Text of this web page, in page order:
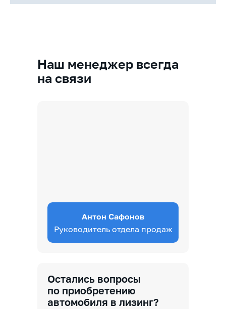
Наш менеджер всегда
на связи
Остались вопросы
по приобретению
автомобиля в лизинг?
Антон Сафонов
Руководитель отдела продаж